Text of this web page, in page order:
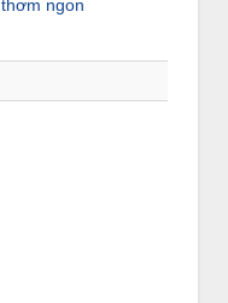
thơm ngon